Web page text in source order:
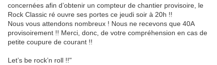
concernées afin d’obtenir un compteur de chantier provisoire, le
Rock Classic ré ouvre ses portes ce jeudi soir à 20h !!
Nous vous attendons nombreux ! Nous ne recevons que 40A
provisoirement !! Merci, donc, de votre compréhension en cas de
petite coupure de courant !!
Let’s be rock’n roll !!"